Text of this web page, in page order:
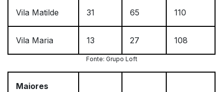
Vila Matilde 31 65 110
Vila Maria 13 27 108
Fonte: Grupo Loft
Maiores